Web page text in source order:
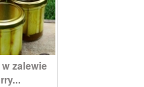
zalewie